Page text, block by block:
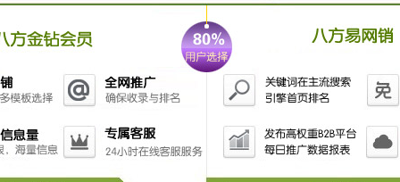
用途 过滤
网孔宽
泡沫陶瓷过滤片 CERAMIC FOAM FILTER
陶瓷是一种气孔达
，体积密度小的陶瓷过滤
片。它的三维连通的曲孔网状骨架结构和高的孔